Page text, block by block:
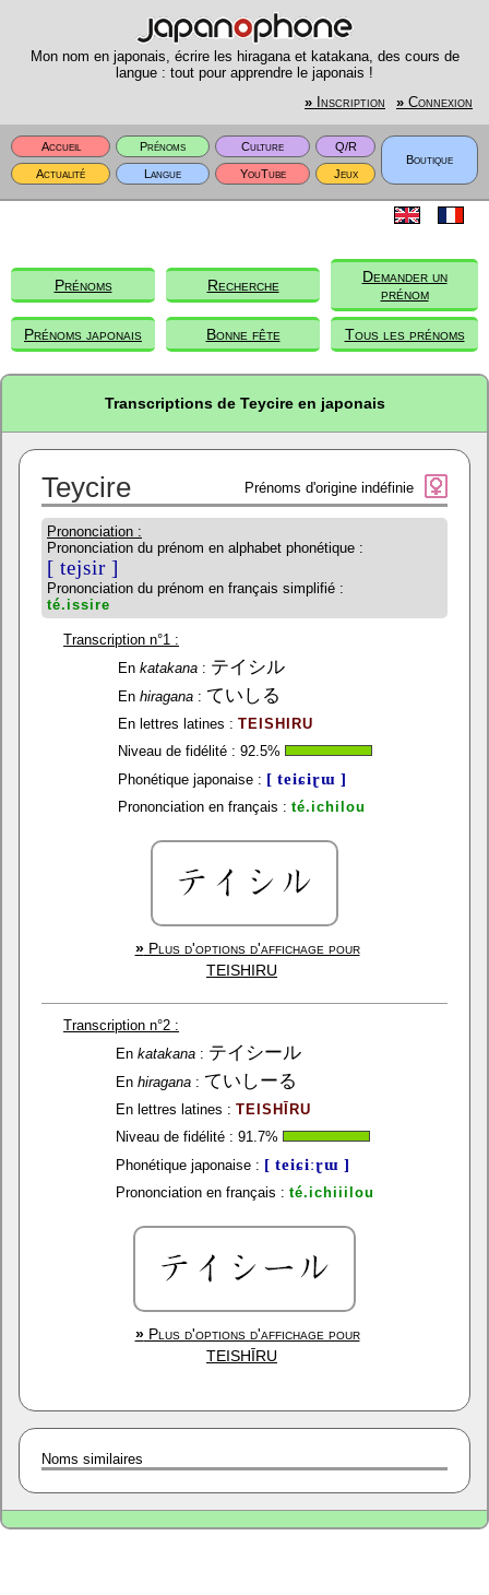
Mon nom en japonais, écrire les hiragana et katakana, des cours de
langue : tout pour apprendre le japonais !
» Inscription » Connexion
Accueil Prénoms Culture
Q/R
Boutique
Actualité
Langue YouTube Jeux
Prénoms Recherche
Demander un
prénom
Prénoms japonais Bonne fête Tous les prénoms
Transcriptions de Teycire en japonais
Teycire Prénoms d'origine indéfinie
Prononciation :
Prononciation du prénom en alphabet phonétique :
[ tejsir ]
Prononciation du prénom en français simplifié :
té.issire
Transcription n°1 :
En katakana: テイシル
En hiragana: ていしる
En lettres latines : TEISHIRU
Niveau de fidélité : 92.5%
Phonétique japonaise : [ teiɕiɽɯ ]
Prononciation en français : té.ichilou
»Plus d'options d'affichage pour
TEISHIRU
Transcription n°2 :
En katakana: テイシール
En hiragana: ていしーる
En lettres latines : TEISHĪRU
Niveau de fidélité : 91.7%
Phonétique japonaise : [ teiɕiːɽɯ ]
Prononciation en français : té.ichiiilou
»Plus d'options d'affichage pour
TEISHĪRU
Noms similaires